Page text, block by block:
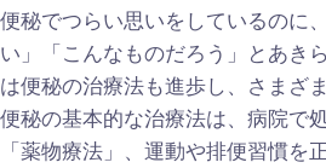
便秘でつらい思いをしているのに
い」「こんなものだろう」とあき
は便秘の治療法も進歩し、さまざ
便秘の基本的な治療法は、病院で
「薬物療法」、運動や排便習慣を